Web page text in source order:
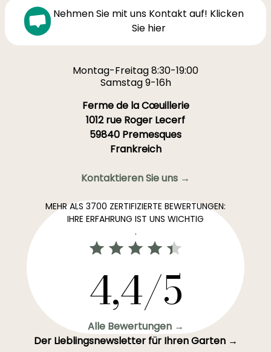
Nehmen Sie mit uns Kontakt auf! Klicken
Sie hier
Montag-Freitag 8:30-19:00
Samstag 9-16h
Ferme de la Cœuillerie
1012 rue Roger Lecerf
59840 Premesques
Frankreich
Kontaktieren Sie uns →
MEHR ALS 3700 ZERTIFIZIERTE BEWERTUNGEN:
IHRE ERFAHRUNG IST UNS WICHTIG
.
4,4/5
Alle Bewertungen →
Der Lieblingsnewsletter für Ihren Garten →